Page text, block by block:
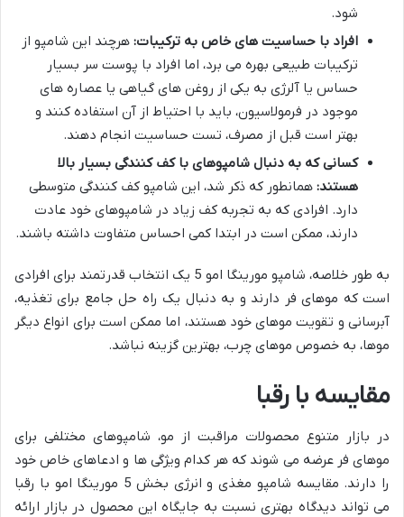
شود.
افراد با حساسیت های خاص به ترکیبات: هرچند این شامپو از
ترکیبات طبیعی بهره می برد، اما افراد با پوست سر بسیار
حساس یا آلرژی به یکی از روغن های گیاهی یا عصاره های
موجود در فرمولاسیون، باید با احتیاط از آن استفاده کنند و
بهتر است قبل از مصرف، تست حساسیت انجام دهند.
کسانی که به دنبال شامپوهای با کف کنندگی بسیار بالا
هستند: همانطور که ذکر شد، این شامپو کف کنندگی متوسطی
دارد. افرادی که به تجربه کف زیاد در شامپوهای خود عادت
دارند، ممکن است در ابتدا کمی احساس متفاوت داشته باشند.
به طور خلاصه، شامپو مورینگا امو 5 یک انتخاب قدرتمند برای افرادی
است که موهای فر دارند و به دنبال یک راه حل جامع برای تغذیه،
آبرسانی و تقویت موهای خود هستند، اما ممکن است برای انواع دیگر
موها، به خصوص موهای چرب، بهترین گزینه نباشد.
مقایسه با رقبا
در بازار متنوع محصولات مراقبت از مو، شامپوهای مختلفی برای
موهای فر عرضه می شوند که هر کدام ویژگی ها و ادعاهای خاص خود
را دارند. مقایسه شامپو مغذی و انرژی بخش 5 مورینگا امو با رقبا
می تواند دیدگاه بهتری نسبت به جایگاه این محصول در بازار ارائه